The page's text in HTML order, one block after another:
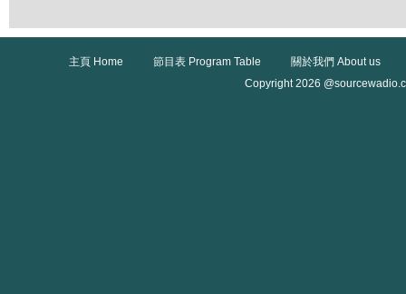
主頁 Home 節目表 Program Table
關於我們 About us
Copyright 2026